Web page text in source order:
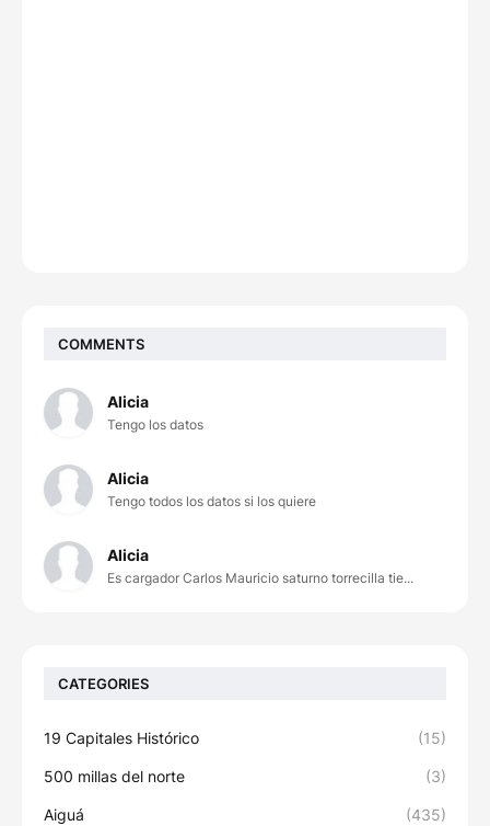
COMMENTS
Alicia
Tengo los datos
Alicia
Tengo todos los datos si los quiere
Alicia
Es cargador Carlos Mauricio saturno torrecilla tie...
CATEGORIES
19 Capitales Histórico (15)
500 millas del norte (3)
Aiguá (435)